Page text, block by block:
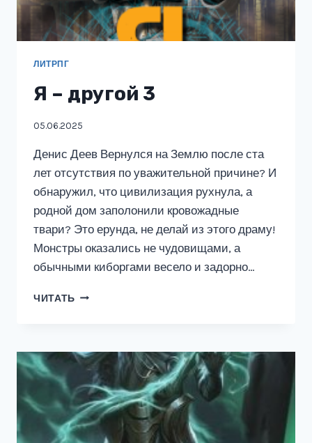
ЛИТРПГ
Я – другой 3
05.06.2025
Денис Деев Вернулся на Землю после ста
лет отсутствия по уважительной причине? И
обнаружил, что цивилизация рухнула, а
родной дом заполонили кровожадные
твари? Это ерунда, не делай из этого драму!
Монстры оказались не чудовищами, а
обычными киборгами весело и задорно…
ЧИТАТЬ Я